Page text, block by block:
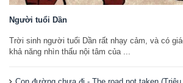
Người tuổi Dần
Trời sinh người tuổi Dần rất nhạy cảm, và có
khả năng nhìn thấu nội tâm của ...